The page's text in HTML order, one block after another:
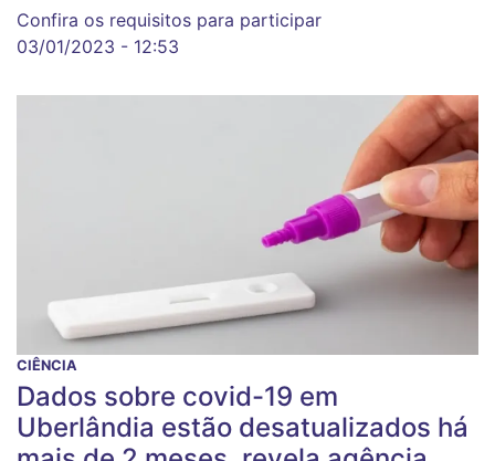
Confira os requisitos para participar
03/01/2023 - 12:53
CIÊNCIA
Dados sobre covid-19 em
Uberlândia estão desatualizados há